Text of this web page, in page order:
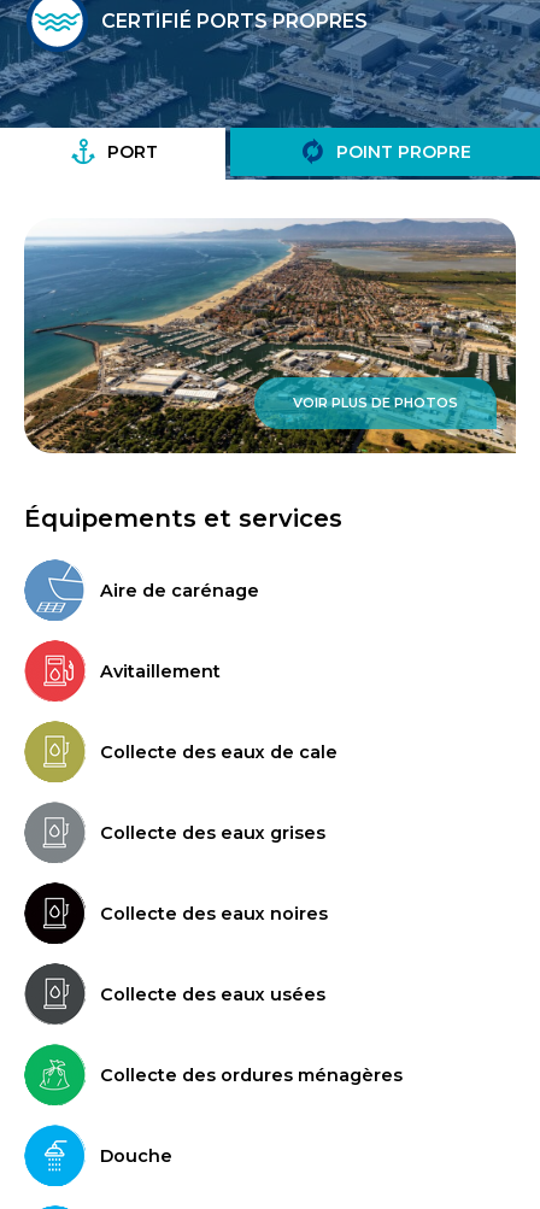
CERTIFIÉ PORTS PROPRES
PORT POINT PROPRE
VOIR PLUS DE PHOTOS
Équipements et services
Aire de carénage
Avitaillement
Collecte des eaux de cale
Collecte des eaux grises
Collecte des eaux noires
Collecte des eaux usées
Collecte des ordures ménagères
Douche